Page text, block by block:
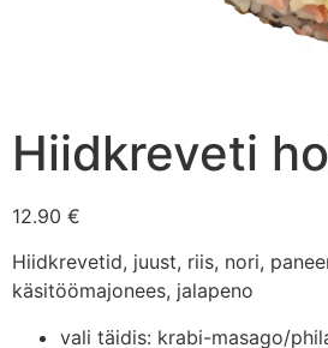
Hiidkreveti
12.90 €
Hiidkrevetid, juust, riis, nori,
käsitöömajonees, jalapeno
vali täidis: krabi-masago/